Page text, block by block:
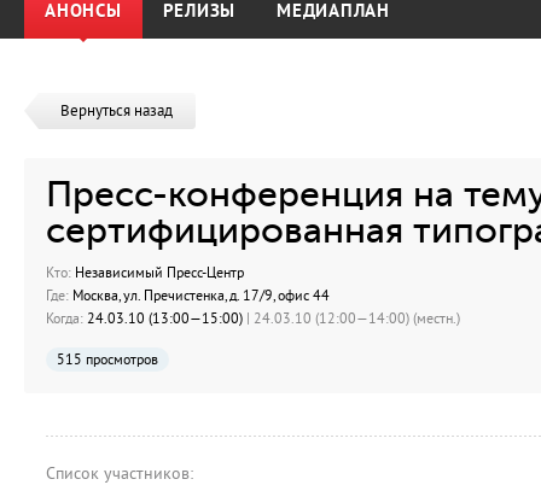
АНОНСЫ РЕЛИЗЫ МЕДИАПЛАН
Вернуться назад
Пресс-конференция на
сертифицированная
Кто: Независимый Пресс-Центр
Где: Москва, ул. Пречистенка, д. 17/9, офис 44
Когда: 24.03.10 (13:00—15:00) | 24.03.10 (12:00—14:00) (местн.)
515 просмотров
Список участников: